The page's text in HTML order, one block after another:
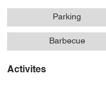
Parking
Barbecue
Activites